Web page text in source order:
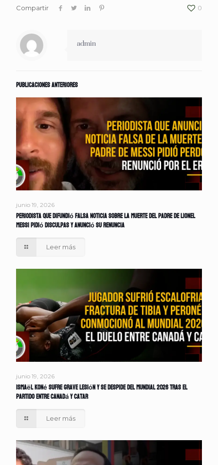
Compartir 0
admin
Publicaciones anteriores
junio 19, 2026
Periodista que difundió falsa noticia sobre la muerte del padre de Lionel
Messi pidió disculpas y anunció su renuncia
Leer más
junio 19, 2026
Ismaël Koné sufre grave lesión y se despide del Mundial 2026 tras el
partido entre Canadá y Catar
Leer más